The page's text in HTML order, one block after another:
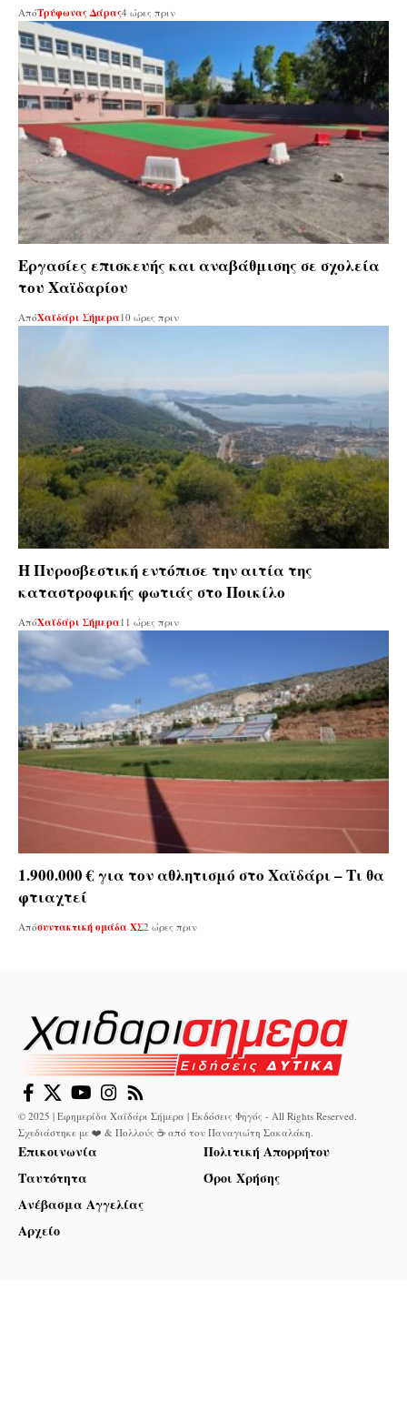
ΑπόΤρύφωνας Δάρας4 ώρες πριν
Εργασίες επισκευής και αναβάθμισης σε σχολεία
του Χαϊδαρίου
ΑπόΧαϊδάρι Σήμερα10 ώρες πριν
Η Πυροσβεστική εντόπισε την αιτία της
καταστροφικής φωτιάς στο Ποικίλο
ΑπόΧαϊδάρι Σήμερα 11 ώρες πριν
1.900.000 € για τον αθλητισμό στο Χαϊδάρι – Τι θα
φτιαχτεί
Απόσυντακτική ομάδα ΧΣ2 ώρες πριν
© 2025 | Εφημερίδα Χαϊδάρι Σήμερα | Εκδόσεις Φηγός - All Rights Reserved.
Σχεδιάστηκε με ❤️ & Πολλούς ☕ από τον Παναγιώτη Σακαλάκη.
Επικοινωνία
Ταυτότητα
Ανέβασμα Αγγελίας
Αρχείο
Πολιτική Απορρήτου
Όροι Χρήσης